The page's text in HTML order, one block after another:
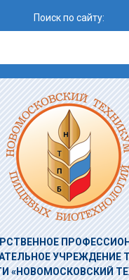
Поиск по сайту:
УЧРЕЖДЕНИЕ
«НОВОМОСКОВСКИЙ